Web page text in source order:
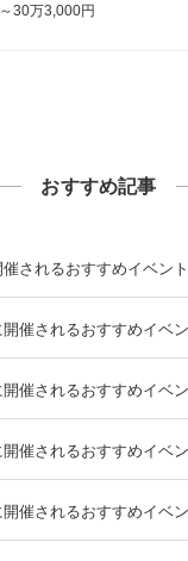
30万3,000円
おすすめ記事
されるおすすめイベン
催されるおすすめイベ
催されるおすすめイベ
催されるおすすめイベ
催されるおすすめイベ